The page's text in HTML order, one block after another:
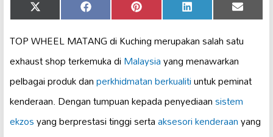
Share
on
X
(Twitter)
Share
on
Facebook Share
on
Pinterest Share
on
LinkedIn Share
on
Email
TOP WHEEL MATANG di Kuching merupakan salah satu
exhaust shop terkemuka diMalaysiayang menawarkan
pelbagai produk danperkhidmatan berkualitiuntuk peminat
kenderaan. Dengan tumpuan kepada penyediaansistem
ekzosyang berprestasi tinggi sertaaksesori kenderaanyang